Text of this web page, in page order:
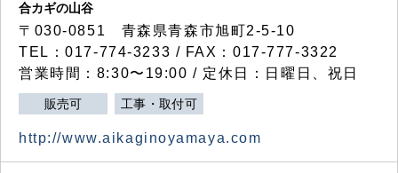
合カギの山谷
〒030-0851 青森県青森市旭町2-5-10
TEL：017-774-3233 / FAX：017-777-3322
営業時間：8:30〜19:00 / 定休日：日曜日、祝日
販売可 工事・取付可
http://www.aikaginoyamaya.com